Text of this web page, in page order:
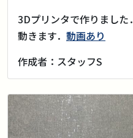
3Dプリンタで作りました．
動きます． 動画あり
作成者：スタッフS